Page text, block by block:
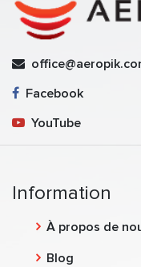
Facebook
YouTube
Information
À propos de
Blog